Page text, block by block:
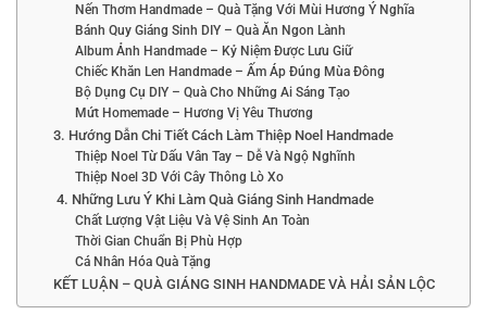
Nến Thơm Handmade – Quà Tặng Với Mùi Hương Ý Nghĩa
Bánh Quy Giáng Sinh DIY – Quà Ăn Ngon Lành
Album Ảnh Handmade – Kỷ Niệm Được Lưu Giữ
Chiếc Khăn Len Handmade – Ấm Áp Đúng Mùa Đông
Bộ Dụng Cụ DIY – Quà Cho Những Ai Sáng Tạo
Mứt Homemade – Hương Vị Yêu Thương
3. Hướng Dẫn Chi Tiết Cách Làm Thiệp Noel Handmade
Thiệp Noel Từ Dấu Vân Tay – Dễ Và Ngộ Nghĩnh
Thiệp Noel 3D Với Cây Thông Lò Xo
4. Những Lưu Ý Khi Làm Quà Giáng Sinh Handmade
Chất Lượng Vật Liệu Và Vệ Sinh An Toàn
Thời Gian Chuẩn Bị Phù Hợp
Cá Nhân Hóa Quà Tặng
KẾT LUẬN – QUÀ GIÁNG SINH HANDMADE VÀ HẢI SẢN LỘC